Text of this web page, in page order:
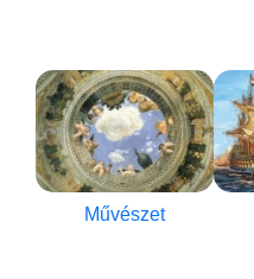
Művészet